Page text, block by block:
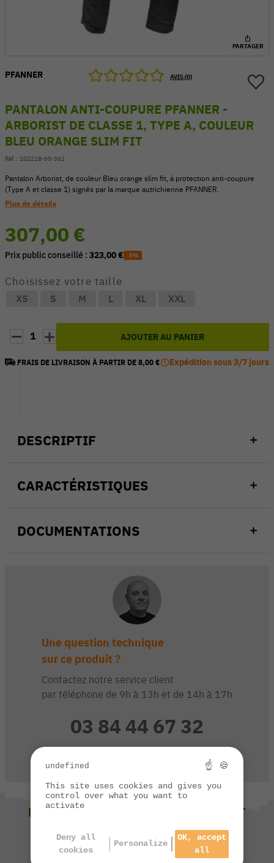
V
PARTAGER
DESCRIPTIF
CARACTÉRISTIQUES
DOCUMENTATIONS
PFANNER AVIS (0)
PANTALON ANTI-COUPURE PFANNER -
ARBORIST DE CLASSE 1, TYPE A, COULEUR
BLEU ORANGE SLIM FIT
Réf. : 102218-60-361
Pantalon Arborist, de couleur Bleu orange slim fit, à protection anti-coupure
(Type A et classe 1) signés par la marque autrichienne PFANNER.
Plus de détails
307,00 €
Prix public conseillé : 323,00 € -5%
Choisissez votre taille
XS S M L XL XXL
1 AJOUTER AU PANIER
FRAIS DE LIVRAISON À PARTIR DE 8,00 € Expédition sous 3/7 jours
Une question technique
sur ce produit ?
Contactez notre service client
par téléphone de 9h à 13h et de 14h à 17h
03 84 44 67 32
NOUS VOUS SUGGÉRONS ÉGALEMENT
undefined ☝ 🍪
This site uses cookies and gives you
control over what you want to
activate
Deny all
cookies
Personalize
OK, accept
all